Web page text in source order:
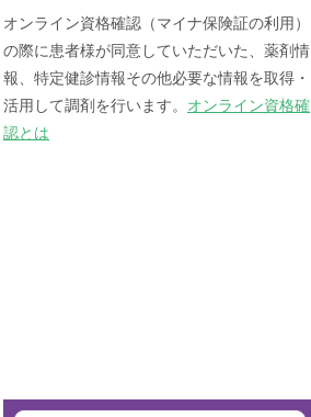
オンライン資格確認（マイナ保険証の利用）
の際に患者様が同意していただいた、薬剤情
報、特定健診情報その他必要な情報を取得・
活用して調剤を行います。 オンライン資格確
認とは